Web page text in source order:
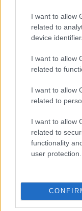
I want to allow
related to
device
I want to allow
related to
I want to allow
related to
I want to allow
related to
functionality
user protection.